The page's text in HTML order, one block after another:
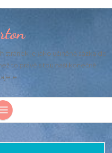
stránek je jako učiněná sázka do
to právě s tou naší konečně